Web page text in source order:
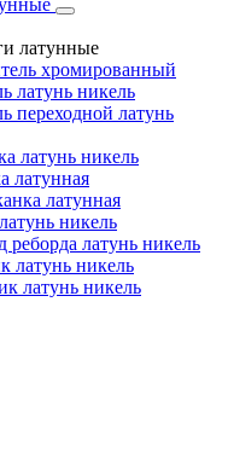
латунные
хромированный
латунь никель
переходной латунь
латунь никель
латунная
латунная
никель
реборда латунь никель
латунь никель
латунь никель